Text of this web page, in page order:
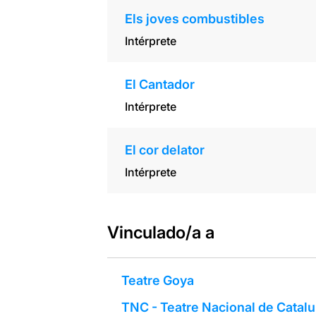
Els joves combustibles
Intérprete
El Cantador
Intérprete
El cor delator
Intérprete
Vinculado/a a
Teatre Goya
TNC - Teatre Nacional de